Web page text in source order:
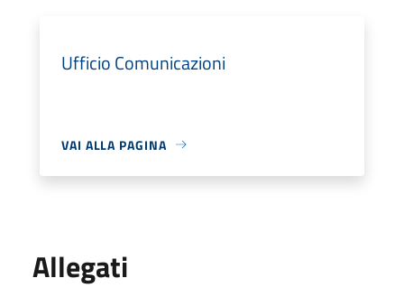
Ufficio Comunicazioni
VAI ALLA PAGINA
Allegati